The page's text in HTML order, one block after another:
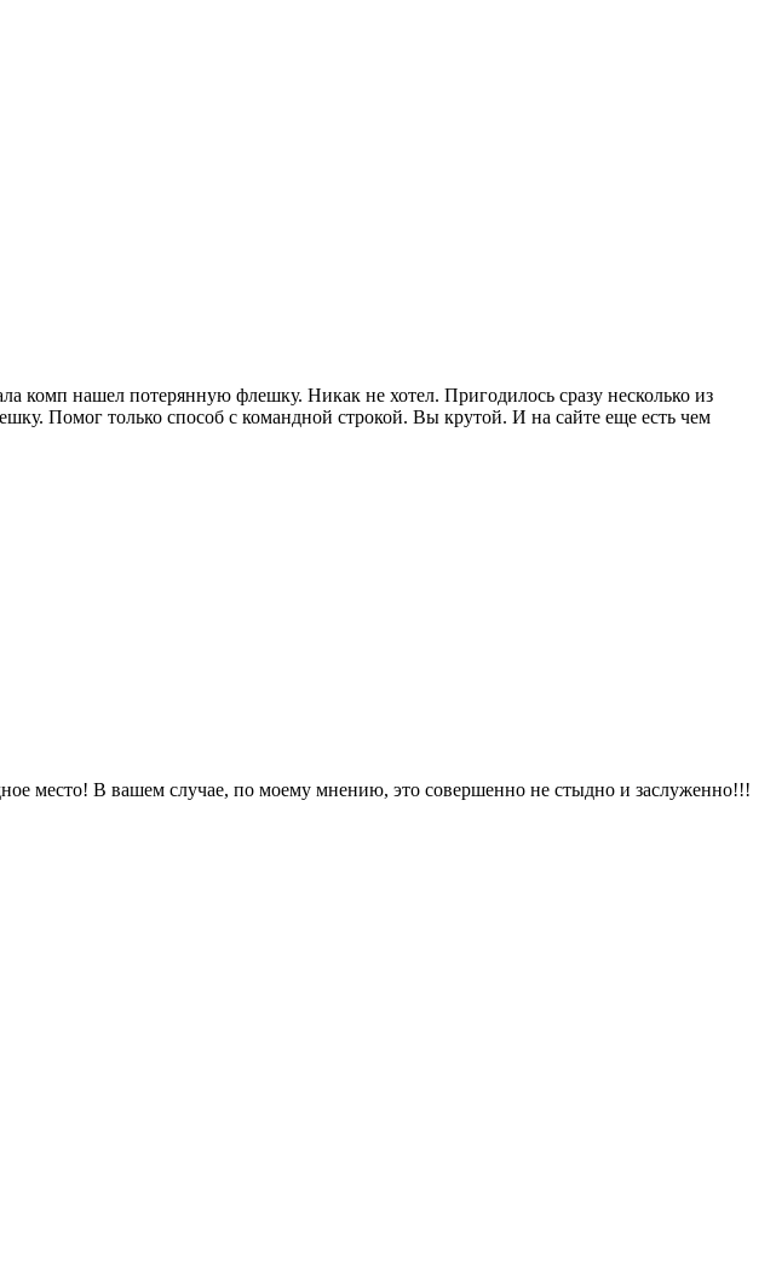
комп нашел потерянную флешку. Никак не хотел. Пригодилось сразу несколько из
Помог только способ с командной строкой. Вы крутой. И на сайте еще есть чем
место! В вашем случае, по моему мнению, это совершенно не стыдно и заслуженно!!!